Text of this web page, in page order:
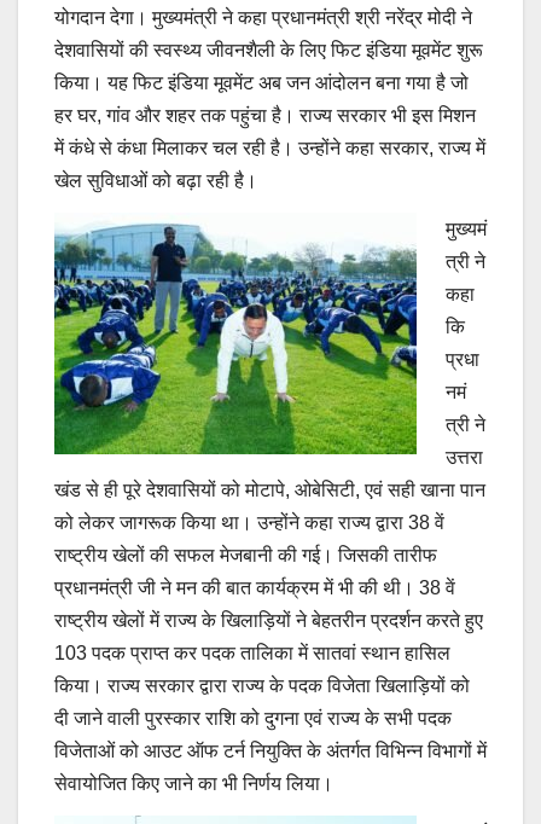
योगदान देगा। मुख्यमंत्री ने कहा प्रधानमंत्री श्री नरेंद्र मोदी ने
देशवासियों की स्वस्थ्य जीवनशैली के लिए फिट इंडिया मूवमेंट शुरू
किया। यह फिट इंडिया मूवमेंट अब जन आंदोलन बना गया है जो
हर घर, गांव और शहर तक पहुंचा है। राज्य सरकार भी इस मिशन
में कंधे से कंधा मिलाकर चल रही है। उन्होंने कहा सरकार, राज्य में
खेल सुविधाओं को बढ़ा रही है।
मुख्यमं
त्री ने
कहा
कि
प्रधा
नमं
त्री ने
उत्तरा
खंड से ही पूरे देशवासियों को मोटापे, ओबेसिटी, एवं सही खाना पान
को लेकर जागरूक किया था। उन्होंने कहा राज्य द्वारा 38 वें
राष्ट्रीय खेलों की सफल मेजबानी की गई। जिसकी तारीफ
प्रधानमंत्री जी ने मन की बात कार्यक्रम में भी की थी। 38 वें
राष्ट्रीय खेलों में राज्य के खिलाड़ियों ने बेहतरीन प्रदर्शन करते हुए
103 पदक प्राप्त कर पदक तालिका में सातवां स्थान हासिल
किया। राज्य सरकार द्वारा राज्य के पदक विजेता खिलाड़ियों को
दी जाने वाली पुरस्कार राशि को दुगना एवं राज्य के सभी पदक
विजेताओं को आउट ऑफ टर्न नियुक्ति के अंतर्गत विभिन्न विभागों में
सेवायोजित किए जाने का भी निर्णय लिया।